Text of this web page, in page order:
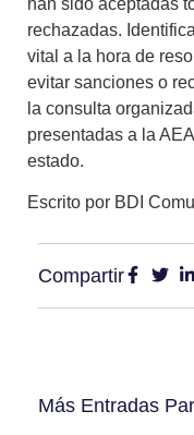
han sido aceptadas
rechazadas.
vital a la hora de
evitar sanciones o
la consulta
presentadas a la
estado.
Escrito por BDI
Compartir
Más Entradas